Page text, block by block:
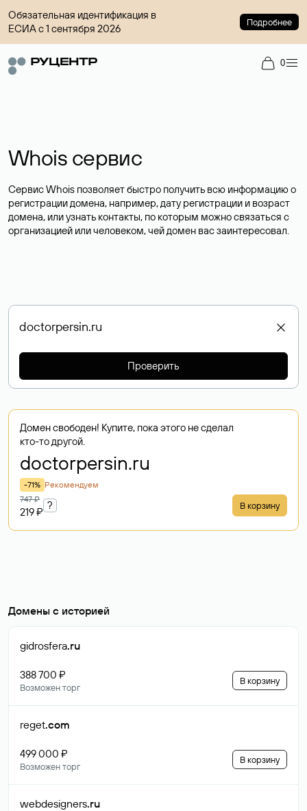
Обязательная идентификация в
ЕСИА с 1 сентября 2026
Подробнее
0
Whois сервис
Сервис Whois позволяет быстро получить всю информацию о
регистрации домена, например, дату регистрации и возраст
домена, или узнать контакты, по которым можно связаться с
организацией или человеком, чей домен вас заинтересовал.
Проверить
Домен свободен! Купите, пока этого не сделал
кто-то другой.
doctorpersin.ru
-71% Рекомендуем
747 ₽
219 ₽
? В корзину
Домены с историей
gidrosfera.ru
388 700 ₽
Возможен торг
В корзину
reget.com
499 000 ₽
Возможен торг
В корзину
webdesigners.ru